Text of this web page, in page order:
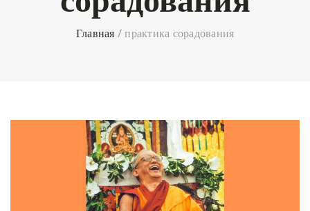
Главная /практика сорадования